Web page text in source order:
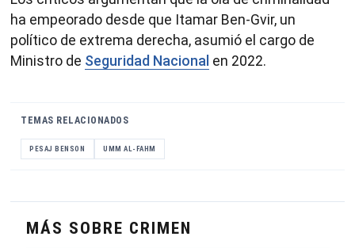
ha empeorado desde que Itamar Ben-Gvir, un
político de extrema derecha, asumió el cargo de
Ministro de Seguridad Nacional en 2022.
TEMAS RELACIONADOS
PESAJ BENSON UMM AL-FAHM
MÁS SOBRE CRIMEN